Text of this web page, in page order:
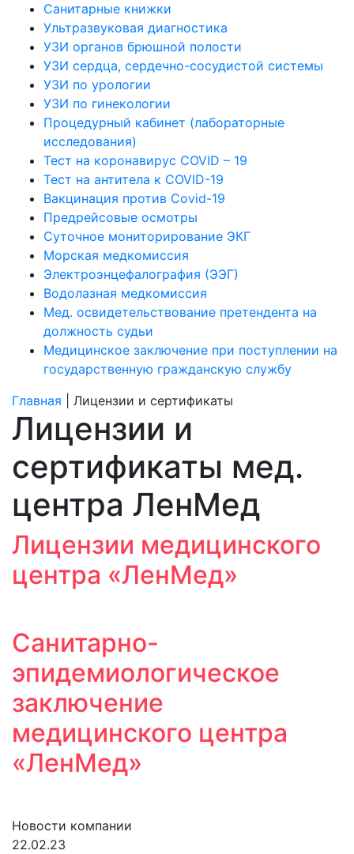
Санитарные книжки
Ультразвуковая диагностика
УЗИ органов брюшной полости
УЗИ сердца, сердечно-сосудистой системы
УЗИ по урологии
УЗИ по гинекологии
Процедурный кабинет (лабораторные
исследования)
Тест на коронавирус COVID – 19
Тест на антитела к COVID-19
Вакцинация против Covid-19
Предрейсовые осмотры
Суточное мониторирование ЭКГ
Морская медкомиссия
Электроэнцефалография (ЭЭГ)
Водолазная медкомиссия
Мед. освидетельствование претендента на
должность судьи
Медицинское заключение при поступлении на
государственную гражданскую службу
Главная | Лицензии и сертификаты
Лицензии и
сертификаты мед.
центра ЛенМед
Лицензии медицинского
центра «ЛенМед»
Санитарно-
эпидемиологическое
заключение
медицинского центра
«ЛенМед»
Новости компании
22.02.23